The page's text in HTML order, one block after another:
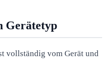
Gerätetyp
vollständig vom Gerät und